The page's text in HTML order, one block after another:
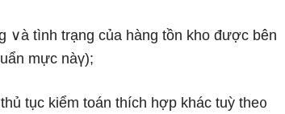
tình trạng của hàng tồn kho được bên
mực nàү);
tục kiểm toán thích hợp khác tuỳ the᧐